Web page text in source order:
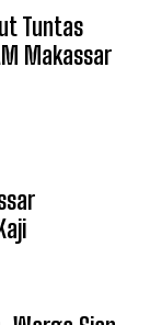
Tuntas
Makassar